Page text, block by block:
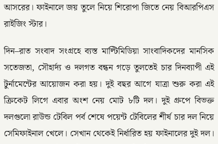
আসরের। ফাইনালে জয় তুলে নিয়ে শিরোপা জিতে নেয় বিআরপিএস
রাইজিং স্টার।
দিন–রাত সংবাদ সংগ্রহে ব্যস্ত মাল্টিমিডিয়া সাংবাদিকদের মানসিক
সতেজতা, সৌহার্দ্য ও দলগত বন্ধন গড়ে তুলতেই চার দিনব্যাপী এই
টুর্নামেন্টের আয়োজন করা হয়। দুই বছর আগে যাত্রা শুরু করা এই
ক্রিকেট লিগে এবার অংশ নেয় মোট ৮টি দল। দুই গ্রুপে বিভক্ত
দলগুলো রাউন্ড টেবিল পর্ব শেষে পয়েন্ট টেবিলের শীর্ষ চার দল নিয়ে
সেমিফাইনাল খেলে। সেখান থেকেই নির্ধারিত হয় ফাইনালের দুই দল।